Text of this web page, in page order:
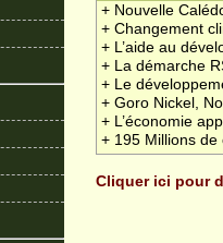
+ Nouvelle
+ Changement
+ L’aide au
+ La démarche
+ Le
+ Goro Nickel,
+ L’économie
+ 195 Millions
Cliquer ici pour